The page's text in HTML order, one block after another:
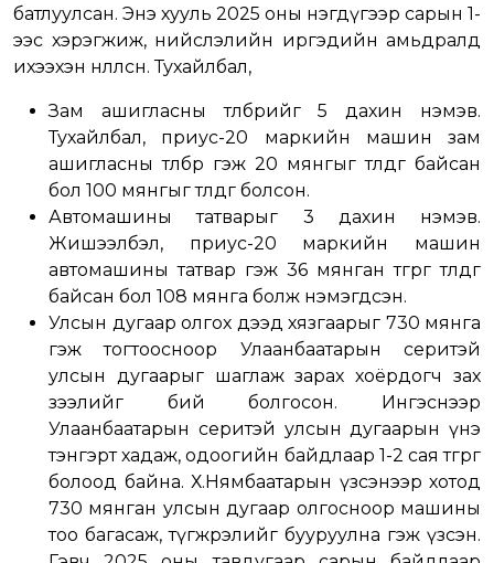
батлуулсан. Энэ хууль 2025 оны нэгдүгээр сарын 1-
ээс хэрэгжиж, нийслэлийн иргэдийн амьдралд
ихээхэн нөлөөлсөн. Тухайлбал,
Зам ашигласны төлбөрийг 5 дахин нэмэв.
Тухайлбал, приус-20 маркийн машин зам
ашигласны төлбөр гэж 20 мянгыг төлдөг байсан
бол 100 мянгыг төлдөг болсон.
Автомашины татварыг 3 дахин нэмэв.
Жишээлбэл, приус-20 маркийн машин
автомашины татвар гэж 36 мянган төгрөг төлдөг
байсан бол 108 мянга болж нэмэгдсэн.
Улсын дугаар олгох дээд хязгаарыг 730 мянга
гэж тогтоосноор Улаанбаатарын серитэй
улсын дугаарыг шаглаж зарах хоёрдогч зах
зээлийг бий болгосон. Ингэснээр
Улаанбаатарын серитэй улсын дугаарын үнэ
тэнгэрт хадаж, одоогийн байдлаар 1-2 сая төгрөг
болоод байна. Х.Нямбаатарын үзсэнээр хотод
730 мянган улсын дугаар олгосноор машины
тоо багасаж, түгжрэлийг бууруулна гэж үзсэн.